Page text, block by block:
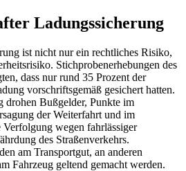
Ladungssicherung
ist nicht nur ein rechtliches Risiko,
Stichprobenerhebungen des
dass nur rund 35 Prozent der
vorschriftsgemäß gesichert hatten.
drohen Bußgelder, Punkte im
der Weiterfahrt und im
Verfolgung wegen fahrlässiger
des Straßenverkehrs.
am Transportgut, an anderen
Fahrzeug geltend gemacht werden.